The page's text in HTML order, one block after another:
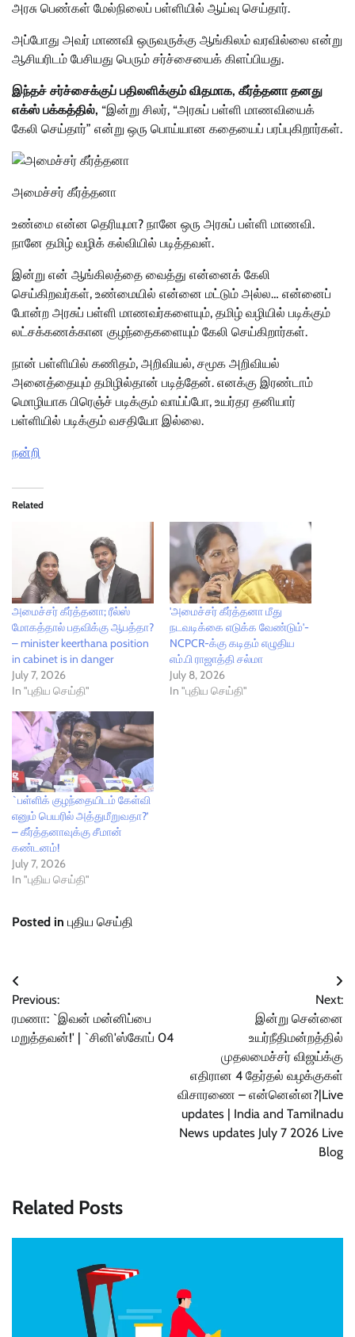
அரசு பெண்கள் மேல்நிலைப் பள்ளியில் ஆய்வு செய்தார்.
அப்போது அவர் மாணவி ஒருவருக்கு ஆங்கிலம் வரவில்லை என்று
ஆசியரிடம் பேசியது பெரும் சர்ச்சையைக் கிளப்பியது.
இந்தச் சர்ச்சைக்குப் பதிலளிக்கும் விதமாக, கீர்த்தனா தனது
எக்ஸ் பக்கத்தில், “இன்று சிலர், “அரசுப் பள்ளி மாணவியைக்
கேலி செய்தார்” என்று ஒரு பொய்யான கதையைப் பரப்புகிறார்கள்.
அமைச்சர் கீர்த்தனா
உண்மை என்ன தெரியுமா? நானே ஒரு அரசுப் பள்ளி மாணவி.
நானே தமிழ் வழிக் கல்வியில் படித்தவள்.
இன்று என் ஆங்கிலத்தை வைத்து என்னைக் கேலி
செய்கிறவர்கள், உண்மையில் என்னை மட்டும் அல்ல… என்னைப்
போன்ற அரசுப் பள்ளி மாணவர்களையும், தமிழ் வழியில் படிக்கும்
லட்சக்கணக்கான குழந்தைகளையும் கேலி செய்கிறார்கள்.
நான் பள்ளியில் கணிதம், அறிவியல், சமூக அறிவியல்
அனைத்தையும் தமிழில்தான் படித்தேன். எனக்கு இரண்டாம்
மொழியாக பிரெஞ்ச் படிக்கும் வாய்ப்போ, உயர்தர தனியார்
பள்ளியில் படிக்கும் வசதியோ இல்லை.
நன்றி
Related
அமைச்சர் கீர்த்தனா; ரீல்ஸ்
மோகத்தால் பதவிக்கு ஆபத்தா?
– minister keerthana position
in cabinet is in danger
July 7, 2026
In "புதிய செய்தி"
'அமைச்சர் கீர்த்தனா மீது
நடவடிக்கை எடுக்க வேண்டும்'-
NCPCR-க்கு கடிதம் எழுதிய
எம்.பி ராஜாத்தி சல்மா
July 8, 2026
In "புதிய செய்தி"
`பள்ளிக் குழந்தையிடம் கேள்வி
எனும் பெயரில் அத்துமீறுவதா?’
– கீர்த்தனாவுக்கு சீமான்
கண்டனம்!
July 7, 2026
In "புதிய செய்தி"
Posted in புதிய செய்தி
Post
navigation
Previous:
ரமணா: `இவன் மன்னிப்பை
மறுத்தவன்!' | `சினி'ஸ்கோப் 04
Next:
இன்று சென்னை
உயர்நீதிமன்றத்தில்
முதலமைச்சர் விஜய்க்கு
எதிரான 4 தேர்தல் வழக்குகள்
விசாரணை – என்னென்ன?|Live
updates | India and Tamilnadu
News updates July 7 2026 Live
Blog
Related Posts